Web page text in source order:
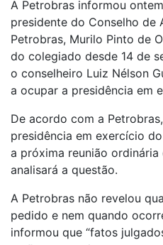
A Petrobras informou
presidente do Conselho de
Petrobras, Murilo Pinto de
do colegiado desde 14 de
o conselheiro Luiz Nélson
a ocupar a presidência em
De acordo com a
presidência em exercício
a próxima reunião
analisará a questão.
A Petrobras não revelou
pedido e nem quando
informou que “fatos